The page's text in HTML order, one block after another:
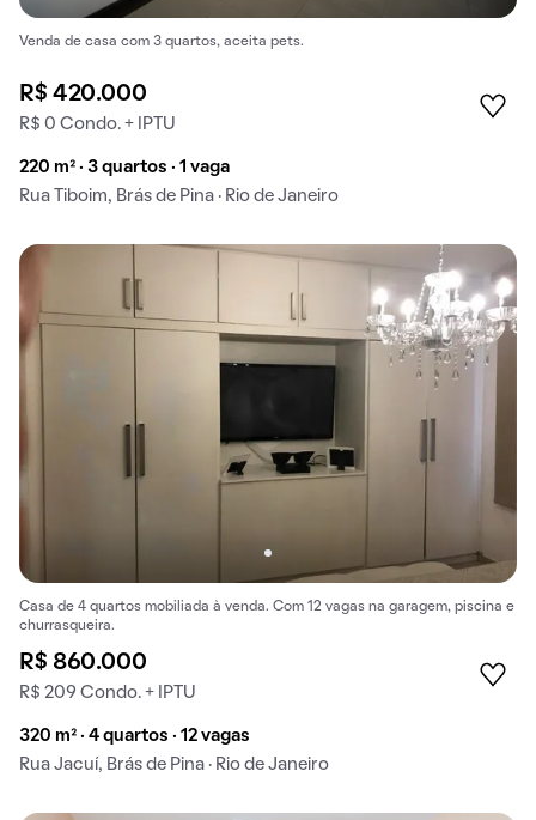
Venda de casa com 3 quartos, aceita pets.
R$ 420.000
R$ 0 Condo. + IPTU
220 m² · 3 quartos · 1 vaga
Rua Tiboim, Brás de Pina · Rio de Janeiro
Casa de 4 quartos mobiliada à venda. Com 12 vagas na garagem, piscina e
churrasqueira.
R$ 860.000
R$ 209 Condo. + IPTU
320 m² · 4 quartos · 12 vagas
Rua Jacuí, Brás de Pina · Rio de Janeiro